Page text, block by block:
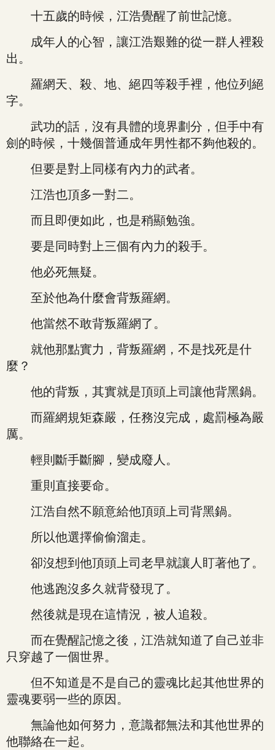
十五歲的時候，江浩覺醒了前世記憶。
成年人的心智，讓江浩艱難的從一群人裡殺
出。
羅網天、殺、地、絕四等殺手裡，他位列絕
字。
武功的話，沒有具體的境界劃分，但手中有
劍的時候，十幾個普通成年男性都不夠他殺的。
但要是對上同樣有內力的武者。
江浩也頂多一對二。
而且即便如此，也是稍顯勉強。
要是同時對上三個有內力的殺手。
他必死無疑。
至於他為什麼會背叛羅網。
他當然不敢背叛羅網了。
就他那點實力，背叛羅網，不是找死是什
麼？
他的背叛，其實就是頂頭上司讓他背黑鍋。
而羅網規矩森嚴，任務沒完成，處罰極為嚴
厲。
輕則斷手斷腳，變成廢人。
重則直接要命。
江浩自然不願意給他頂頭上司背黑鍋。
所以他選擇偷偷溜走。
卻沒想到他頂頭上司老早就讓人盯著他了。
他逃跑沒多久就背發現了。
然後就是現在這情況，被人追殺。
而在覺醒記憶之後，江浩就知道了自己並非
只穿越了一個世界。
但不知道是不是自己的靈魂比起其他世界的
靈魂要弱一些的原因。
無論他如何努力，意識都無法和其他世界的
他聯絡在一起。